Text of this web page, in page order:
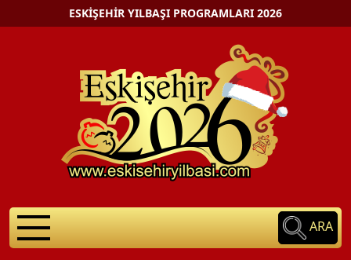
ESKIŞEHIR YILBAŞI PROGRAMLARI 2026
ARA